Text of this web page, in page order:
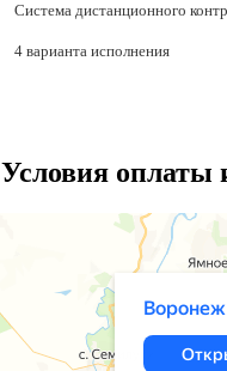
Система дистанционного
4 варианта исполнения
Условия оплаты